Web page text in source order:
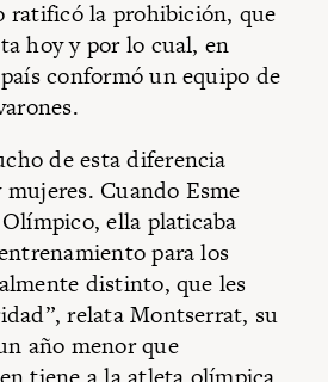
ratificó la prohibición, que
hoy y por lo cual, en
conformó un equipo de
de esta diferencia
Cuando Esme
ella platicaba
para los
distinto, que les
relata Montserrat, su
año menor que